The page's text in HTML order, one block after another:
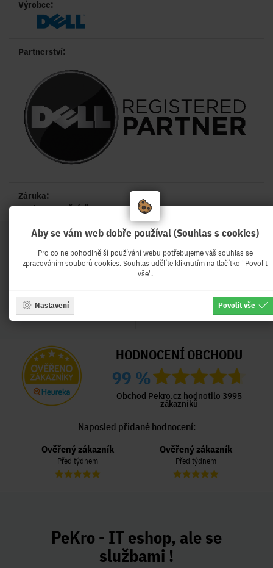
Výrobce:
Partnerství:
Záruka:
3 roky - 36 měsíců
HODNOCENÍ OBCHODU
99 %
Obchod Pekro.cz hodnotilo 3995
zákazníků
Naposled přidané hodnocení:
Ověřený zákazník
Před týdnem
Ověřený zákazník
Před týdnem
PeKro - IT eshop, ale se
službami !
Aby se vám web dobře používal (Souhlas s cookies)
Pro co nejpohodlnější používání webu potřebujeme váš souhlas se
zpracováním souborů cookies. Souhlas udělíte kliknutím na tlačítko "Povolit
vše".
Nastavení Povolit vše